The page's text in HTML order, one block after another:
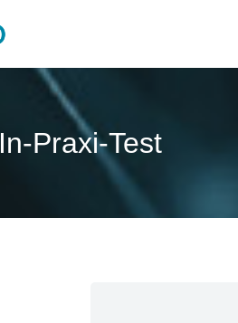
In-Praxi-Test